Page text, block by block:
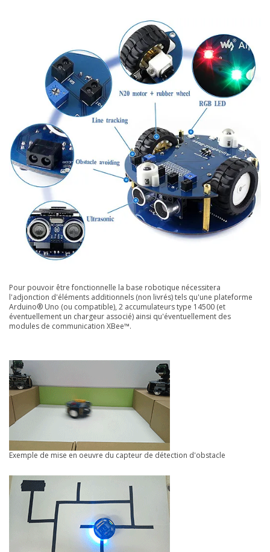
Pour pouvoir être fonctionnelle la base robotique nécessitera
l'adjonction d'éléments additionnels (non livrés) tels qu'une plateforme
Arduino® Uno (ou compatible), 2 accumulateurs type 14500 (et
éventuellement un chargeur associé) ainsi qu'éventuellement des
modules de communication XBee™.
Exemple de mise en oeuvre du capteur de détection d'obstacle